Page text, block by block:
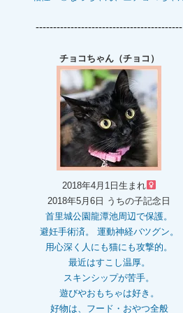
------------------------------------------
チョコちゃん（チョコ）
2018年4月1日生まれ
2018年5月6日 うちの子記念日
首里城公園龍潭池周辺で保護。
避妊手術済。 運動神経バツグン。
用心深く人にも猫にも攻撃的。
最近はすこし温厚。
スキンシップが苦手。
遊びやおもちゃは好き。
好物は、フード・おやつ全般